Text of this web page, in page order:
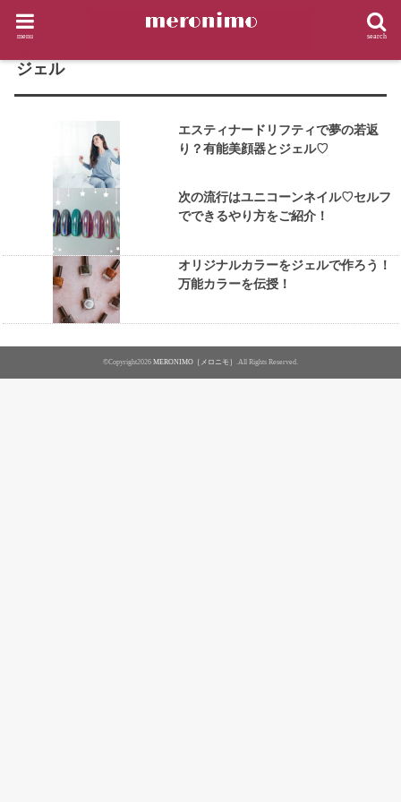
search
menu
HOME
ジェル
エスティナードリフティで夢の若返
り？有能美顔器とジェル♡
次の流行はユニコーンネイル♡セルフ
でできるやり方をご紹介！
オリジナルカラーをジェルで作ろう！
万能カラーを伝授！
©Copyright2026 MERONIMO［メロニモ］ .All Rights Reserved.